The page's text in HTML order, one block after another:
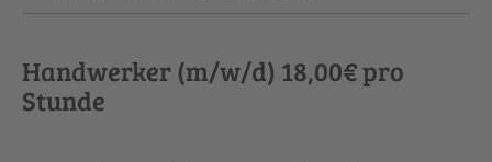
Handwerker (m/w/d) 18,00€ pro
Stunde